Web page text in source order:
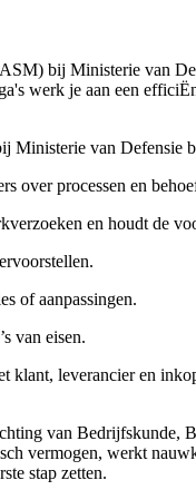
bij Ministerie van
werk je aan een
Ministerie van Defensie
over processen en
en houdt de
of aanpassingen.
van eisen.
klant, leverancier en
van Bedrijfskunde,
vermogen, werkt
stap zetten.